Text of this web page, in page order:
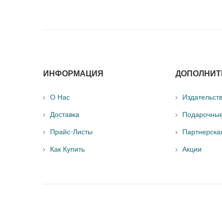
ИНФОРМАЦИЯ
О Нас
Доставка
Прайс-Листы
Как Купить
Акции